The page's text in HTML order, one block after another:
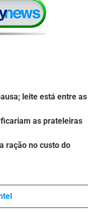
leite está entre as
as prateleiras
ração no custo do